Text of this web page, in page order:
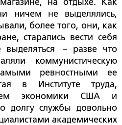
ничем не выделялись,
более того, они, как
старались вести себя
– разве что
коммунистическую
ревностными ее
в Институте труда,
экономики США и
долгу службы довольно
академических